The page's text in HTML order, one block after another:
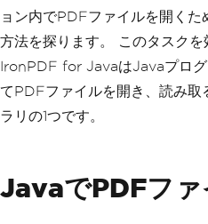
ョン内でPDFファイルを開く
方法を探ります。 このタスクを
IronPDF for JavaはJavaプログ
てPDFファイルを開き、読み取
ラリの1つです。
JavaでPDFファ